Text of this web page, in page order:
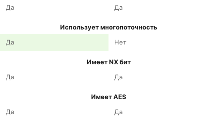
Да
Да
Использует многопоточность
Да
Нет
Имеет NX бит
Да
Да
Имеет AES
Да
Да